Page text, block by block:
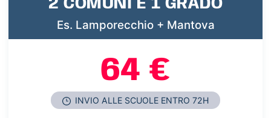
2 COMUNI E 1 GRADO
Es. Lamporecchio + Mantova
64 €
INVIO ALLE SCUOLE ENTRO 72H